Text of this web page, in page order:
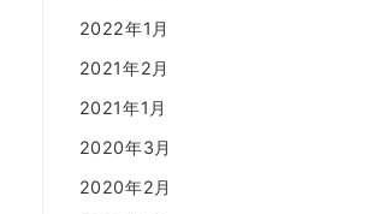
2022年1月
2021年2月
2021年1月
2020年3月
2020年2月